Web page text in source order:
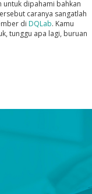
untuk dipahami bahkan
caranya sangatlah
di DQLab. Kamu
tunggu apa lagi, buruan